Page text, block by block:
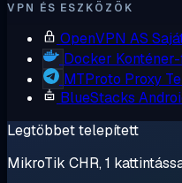
VPN ÉS ESZKÖZÖK
OpenVPN AS
Docker
MTProto Proxy
BlueStacks
Legtöbbet telepített
MikroTik CHR, 1